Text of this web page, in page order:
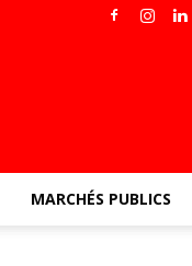
MARCHÉS PUBLICS